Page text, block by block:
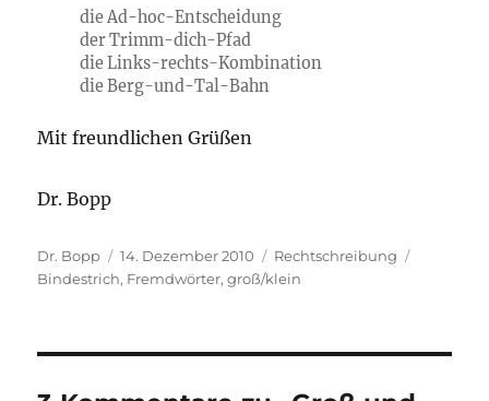
die Ad-hoc-Entscheidung
der Trimm-dich-Pfad
die Links-rechts-Kombination
die Berg-und-Tal-Bahn
Mit freundlichen Grüßen
Dr. Bopp
Autor
Dr. Bopp
Veröffentlicht
am
14. Dezember 2010 Kategorien
Rechtschreibung
Bindestrich, Fremdwörter,groß/klein